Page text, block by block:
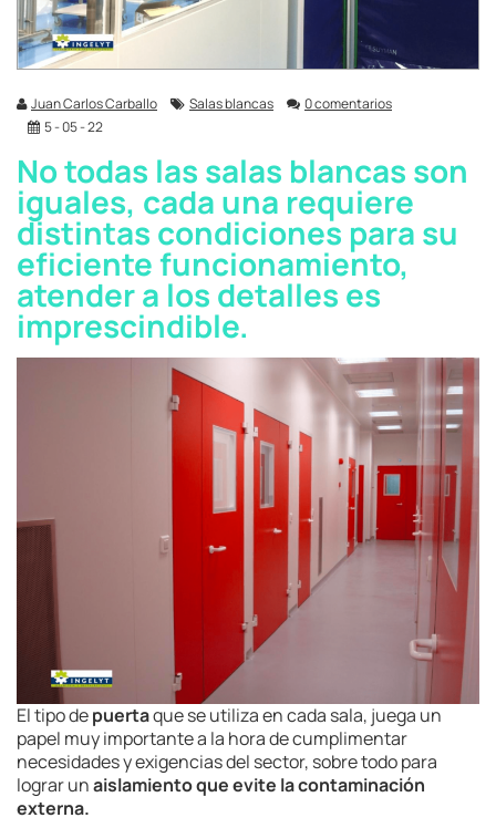
Juan Carlos Carballo Salas blancas
0 comentarios
5 - 05 - 22
No todas las salas blancas son
iguales, cada una requiere
distintas condiciones para su
eficiente funcionamiento,
atender a los detalles es
imprescindible.
El tipo depuertaque se utiliza en cada sala, juega un
papel muy importante a la hora de cumplimentar
necesidades y exigencias del sector, sobre todo para
lograr unaislamiento que evite la contaminación
externa.